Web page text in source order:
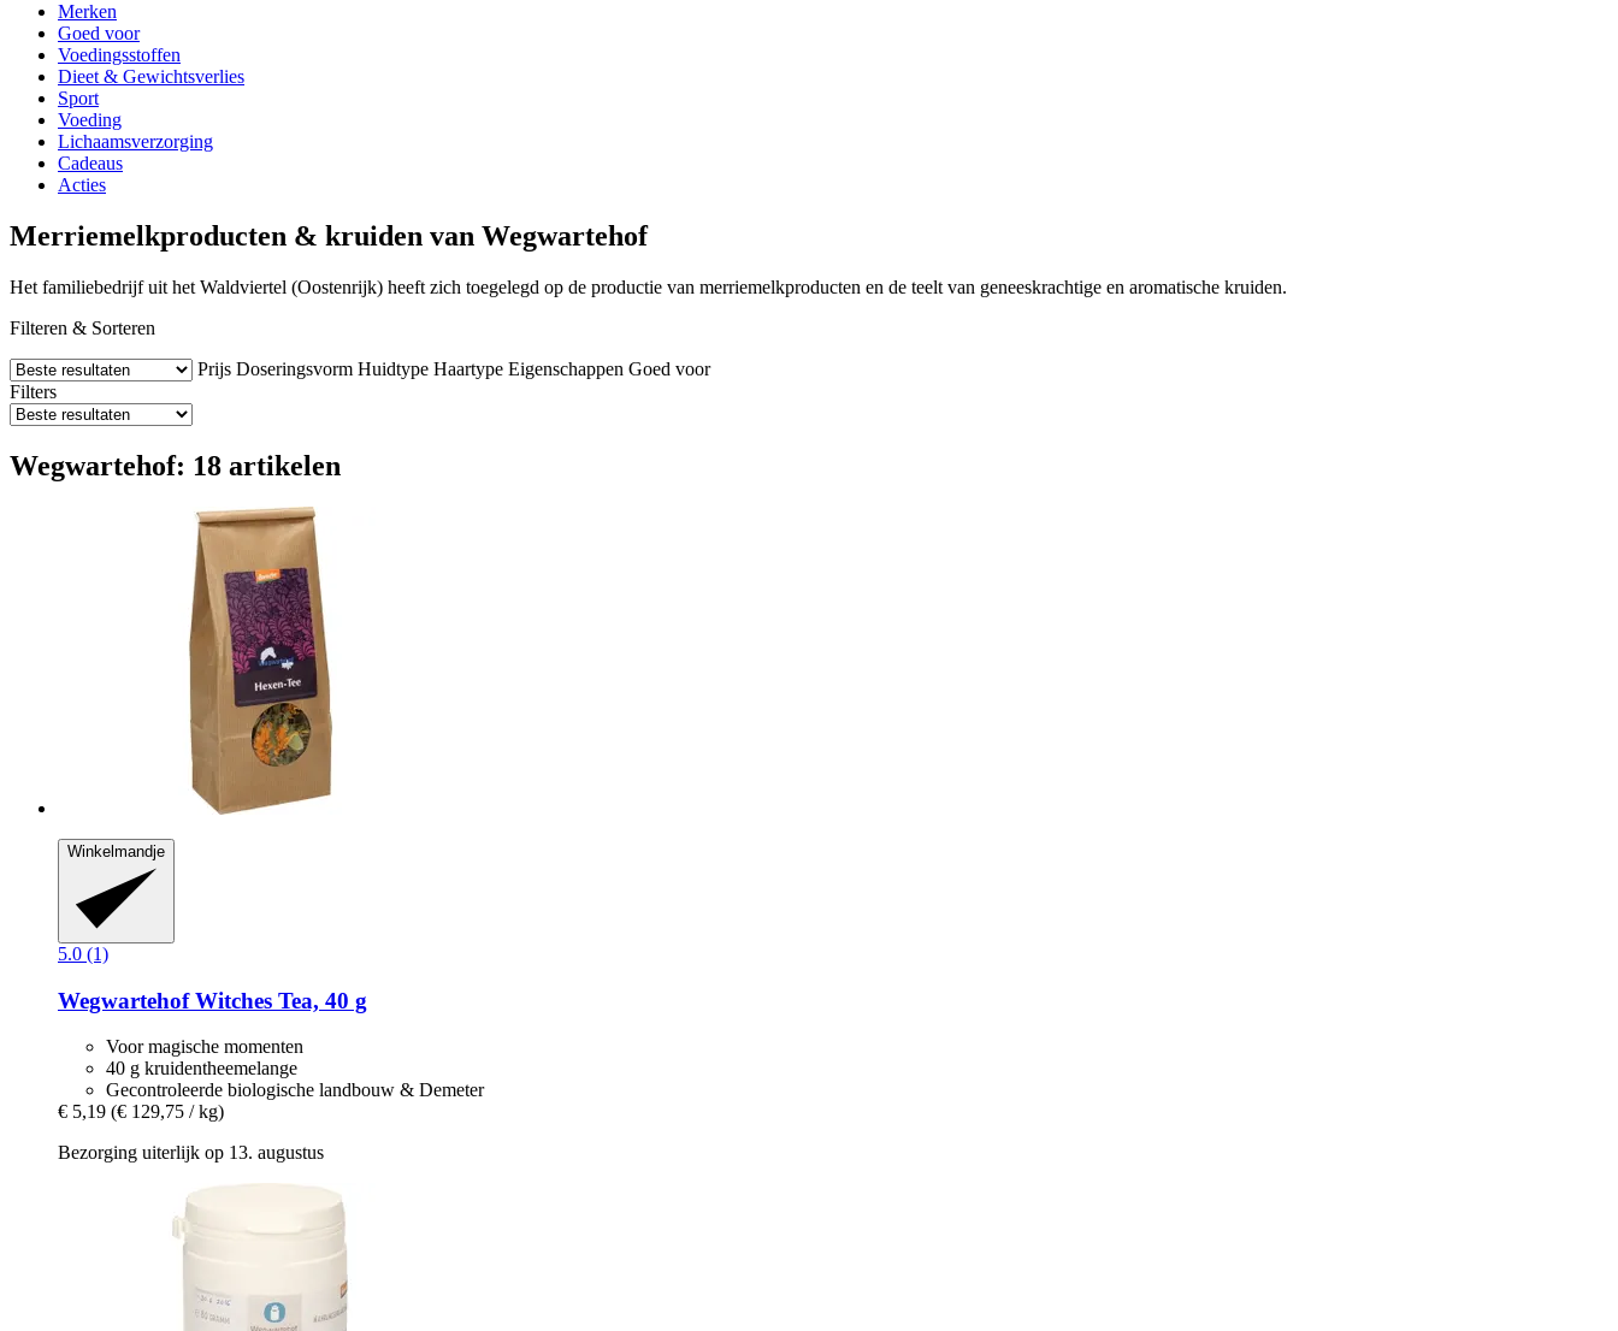
Merken
Goed voor
Voedingsstoffen
Dieet & Gewichtsverlies
Sport
Voeding
Lichaamsverzorging
Cadeaus
Acties
Merriemelkproducten & kruiden van Wegwartehof
Het familiebedrijf uit het Waldviertel (Oostenrijk) heeft zich toegelegd op de productie van merriemelkproducten en de teelt van geneeskrachtige en aromatische kruiden.
Filteren & Sorteren
Prijs Doseringsvorm Huidtype Haartype Eigenschappen Goed voor
Filters
Wegwartehof: 18 artikelen
Winkelmandje
5.0 (1)
WegwartehofWitches Tea, 40 g
Voor magische momenten
40 g kruidentheemelange
Gecontroleerde biologische landbouw & Demeter
€ 5,19 (€ 129,75 / kg)
Bezorging uiterlijk op 13. augustus